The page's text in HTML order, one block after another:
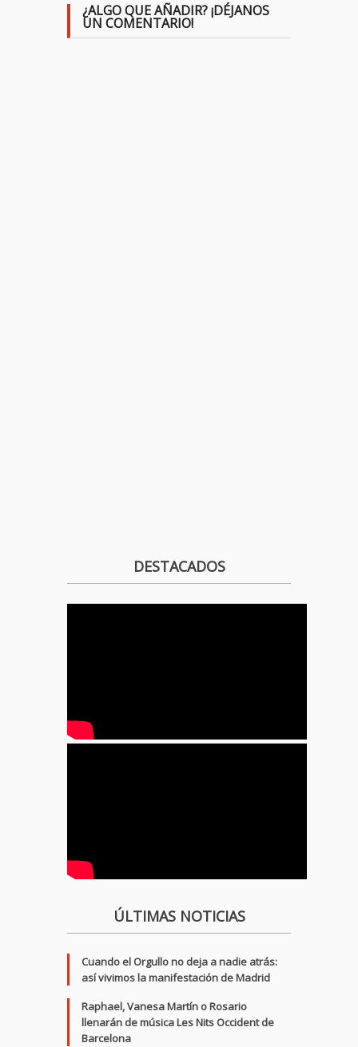
¿ALGO QUE AÑADIR? ¡DÉJANOS
UN COMENTARIO!
DESTACADOS
ÚLTIMAS NOTICIAS
Cuando el Orgullo no deja a nadie atrás:
así vivimos la manifestación de Madrid
Raphael, Vanesa Martín o Rosario
llenarán de música Les Nits Occident de
Barcelona